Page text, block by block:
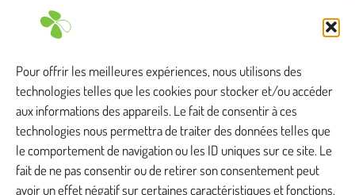
Pour offrir les meilleures expériences, nous utilisons des
technologies telles que les cookies pour stocker et/ou accéder
aux informations des appareils. Le fait de consentir à ces
technologies nous permettra de traiter des données telles que
le comportement de navigation ou les ID uniques sur ce site. Le
fait de ne pas consentir ou de retirer son consentement peut
avoir un effet négatif sur certaines caractéristiques et fonctions.
Anthylis intervient ...